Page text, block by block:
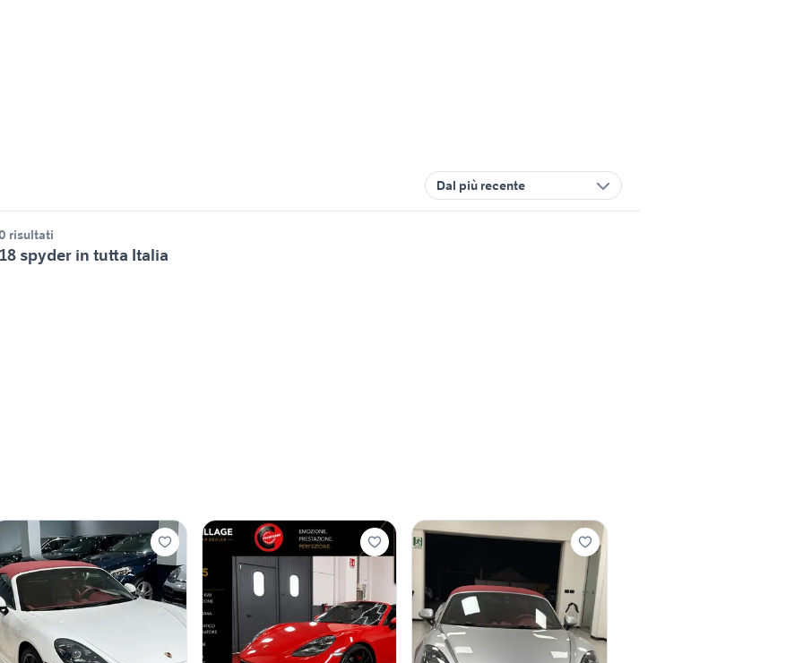
Dal più recente
risultati
spyder in tutta Italia